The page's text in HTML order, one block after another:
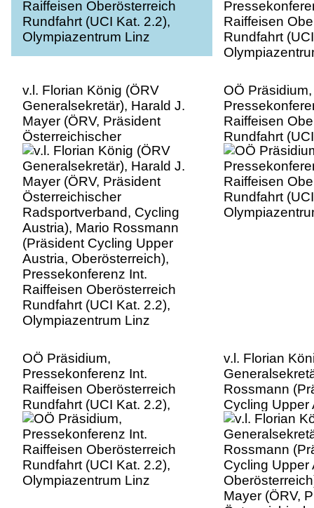
v.l. Florian König (ÖRV
Generalsekretär), Harald J.
Mayer (ÖRV, Präsident
Österreichischer
Radsportverband, Cycling
Austria), Mario Rossmann
(Präsident Cycling Upper
Austria, Oberösterreich),
Pressekonferenz Int.
Raiffeisen Oberösterreich
Rundfahrt (UCI Kat. 2.2),
Olympiazentrum Linz
OÖ Präsidium,
Raiffeisen
Rundfahrt
OÖ Präsidium,
Pressekonferenz Int.
Raiffeisen Oberösterreich
Rundfahrt (UCI Kat. 2.2),
Olympiazentrum Linz
v.l. Florian
Rossmann
Cycling Upper
Mayer (ÖRV,
Austria),
Sport-